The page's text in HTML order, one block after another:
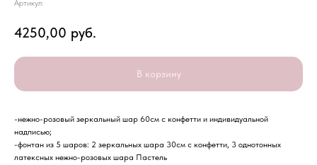
Артикул:
4250,00 руб.
В корзину
-нежно-розовый зеркальный шар 60см с конфетти и индивидуальной
надписью;
-фонтан из 5 шаров: 2 зеркальных шара 30см с конфетти, 3 однотонных
латексных нежно-розовых шара Пастель